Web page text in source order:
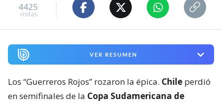
4425
visitas
VER RESUMEN
Los “Guerreros Rojos” rozaron la épica. Chile perdió
en semifinales de la Copa Sudamericana de